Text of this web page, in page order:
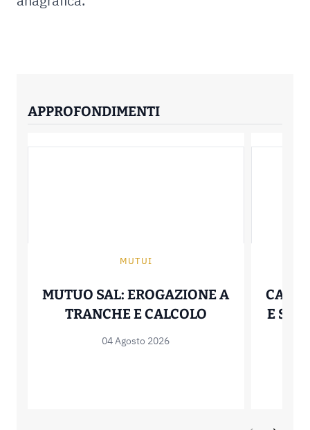
APPROFONDIMENTI
MUTUI
MUTUO SAL: EROGAZIONE A
TRANCHE E CALCOLOMUTUO SAL:
04 Agosto 2026
E